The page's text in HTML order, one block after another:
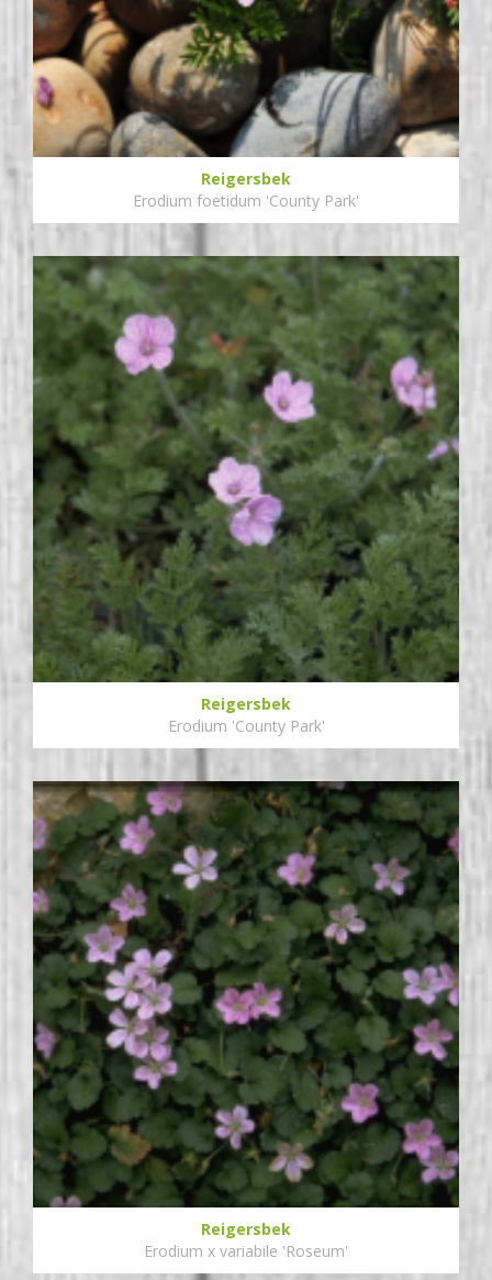
Reigersbek
Erodium foetidum 'County Park'
Reigersbek
Erodium 'County Park'
Reigersbek
Erodium x variabile 'Roseum'